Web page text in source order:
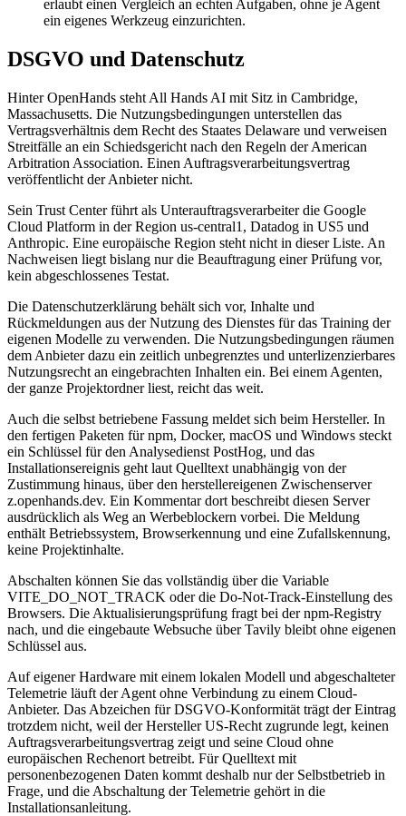
erlaubt einen Vergleich an echten Aufgaben, ohne je Agent
ein eigenes Werkzeug einzurichten.
DSGVO und Datenschutz
Hinter OpenHands steht All Hands AI mit Sitz in Cambridge,
Massachusetts. Die Nutzungsbedingungen unterstellen das
Vertragsverhältnis dem Recht des Staates Delaware und verweisen
Streitfälle an ein Schiedsgericht nach den Regeln der American
Arbitration Association. Einen Auftragsverarbeitungsvertrag
veröffentlicht der Anbieter nicht.
Sein Trust Center führt als Unterauftragsverarbeiter die Google
Cloud Platform in der Region us-central1, Datadog in US5 und
Anthropic. Eine europäische Region steht nicht in dieser Liste. An
Nachweisen liegt bislang nur die Beauftragung einer Prüfung vor,
kein abgeschlossenes Testat.
Die Datenschutzerklärung behält sich vor, Inhalte und
Rückmeldungen aus der Nutzung des Dienstes für das Training der
eigenen Modelle zu verwenden. Die Nutzungsbedingungen räumen
dem Anbieter dazu ein zeitlich unbegrenztes und unterlizenzierbares
Nutzungsrecht an eingebrachten Inhalten ein. Bei einem Agenten,
der ganze Projektordner liest, reicht das weit.
Auch die selbst betriebene Fassung meldet sich beim Hersteller. In
den fertigen Paketen für npm, Docker, macOS und Windows steckt
ein Schlüssel für den Analysedienst PostHog, und das
Installationsereignis geht laut Quelltext unabhängig von der
Zustimmung hinaus, über den herstellereigenen Zwischenserver
z.openhands.dev. Ein Kommentar dort beschreibt diesen Server
ausdrücklich als Weg an Werbeblockern vorbei. Die Meldung
enthält Betriebssystem, Browserkennung und eine Zufallskennung,
keine Projektinhalte.
Abschalten können Sie das vollständig über die Variable
VITE_DO_NOT_TRACK oder die Do-Not-Track-Einstellung des
Browsers. Die Aktualisierungsprüfung fragt bei der npm-Registry
nach, und die eingebaute Websuche über Tavily bleibt ohne eigenen
Schlüssel aus.
Auf eigener Hardware mit einem lokalen Modell und abgeschalteter
Telemetrie läuft der Agent ohne Verbindung zu einem Cloud-
Anbieter. Das Abzeichen für DSGVO-Konformität trägt der Eintrag
trotzdem nicht, weil der Hersteller US-Recht zugrunde legt, keinen
Auftragsverarbeitungsvertrag zeigt und seine Cloud ohne
europäischen Rechenort betreibt. Für Quelltext mit
personenbezogenen Daten kommt deshalb nur der Selbstbetrieb in
Frage, und die Abschaltung der Telemetrie gehört in die
Installationsanleitung.